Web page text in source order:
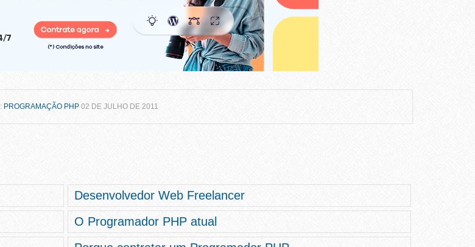
: PROGRAMAÇÃO PHP 02 DE JULHO DE 2011
Desenvolvedor Web Freelancer
O Programador PHP atual